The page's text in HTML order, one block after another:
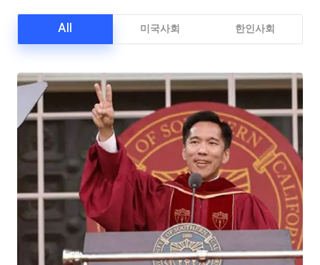
All 미국사회 한인사회